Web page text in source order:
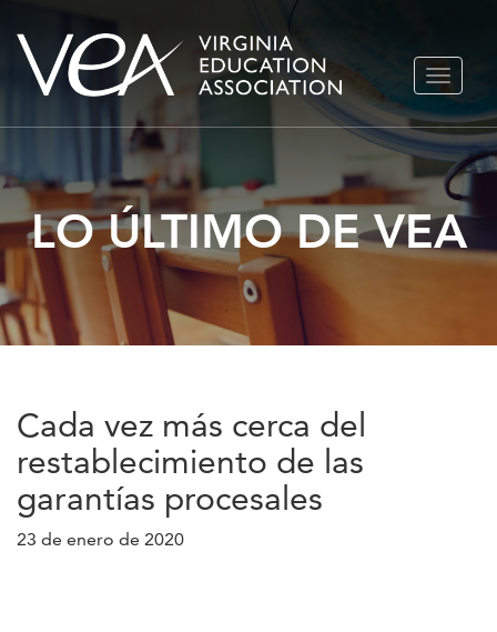
Ir
LO ÚLTIMO DE VEA
Cada vez más cerca del
restablecimiento de las
garantías procesales
23 de enero de 2020